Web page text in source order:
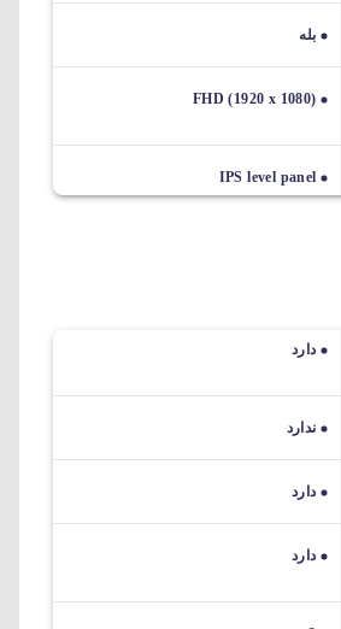
بله
FHD (1920 x 1080)
IPS level panel
دارد
ندارد
دارد
دارد